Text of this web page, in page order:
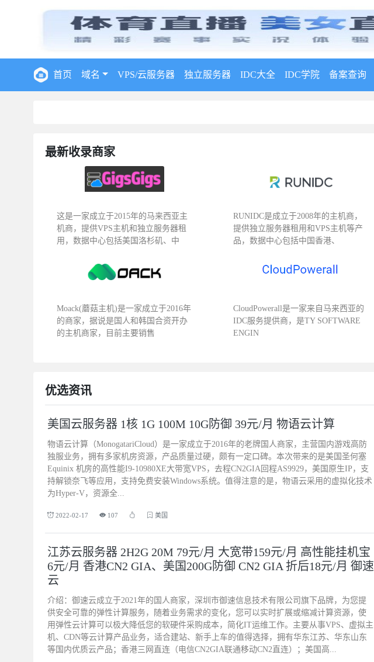
首页 域名 VPS/云服务器 独立服务器 IDC大全 IDC学院 备案查询
最新收录商家
这是一家成立于2015年的马来西亚主
机商，提供VPS主机和独立服务器租
用，数据中心包括美国洛杉矶、中
RUNIDC是成立于2008年的主机商，
提供独立服务器租用和VPS主机等产
品，数据中心包括中国香港、
Moack(蘑菇主机)是一家成立于2016年
的商家，据说是国人和韩国合资开办
的主机商家，目前主要销售
CloudPowerall是一家来自马来西亚的
IDC服务提供商，是TY SOFTWARE
ENGIN
优选资讯
美国云服务器 1核 1G 100M 10G防御 39元/月 物语云计算
物语云计算（MonogatariCloud）是一家成立于2016年的老牌国人商家，主营国内游戏高防
独服业务，拥有多家机房资源，产品质量过硬，颇有一定口碑。本次带来的是美国圣何塞
Equinix 机房的高性能I9-10980XE大带宽VPS，去程CN2GIA回程AS9929，美国原生IP，支
持解锁奈飞等应用，支持免费安装Windows系统。值得注意的是，物语云采用的虚拟化技术
为Hyper-V，资源全...
2022-02-17 107 美国
江苏云服务器 2H2G 20M 79元/月 大宽带159元/月 高性能挂机宝
6元/月 香港CN2 GIA、美国200G防御 CN2 GIA 折后18元/月 御速
云
介绍：御速云成立于2021年的国人商家，深圳市御速信息技术有限公司旗下品牌，为您提
供安全可靠的弹性计算服务，随着业务需求的变化，您可以实时扩展或缩减计算资源，使
用弹性云计算可以极大降低您的软硬件采购成本，简化IT运维工作。主要从事VPS、虚拟主
机、CDN等云计算产品业务，适合建站、新手上车的值得选择，拥有华东江苏、华东山东
等国内优质云产品；香港三网直连（电信CN2GIA联通移动CN2直连）；美国高...